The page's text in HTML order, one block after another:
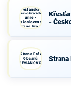
Křesťanská a
demokratická
unie -
Československá
strana lidová
-
Strana Práv
Občanů
ZEMANOVCI
Strana